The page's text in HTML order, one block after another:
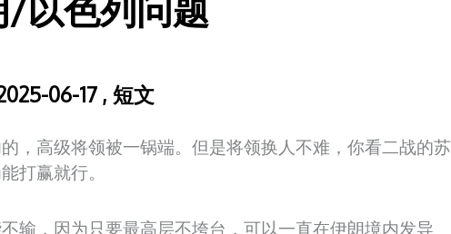
/以色列问题
06-17 , 短文
，高级将领被一锅端。但是将领换人不难，你看二战的苏
打赢就行。
输，因为只要最高层不垮台，可以一直在伊朗境内发导